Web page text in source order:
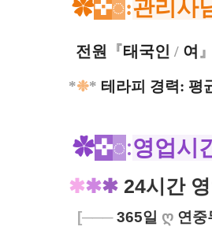
✿✜◌:관리사
전원 『태국인 / 여 』
*❉* 테라피 경력: 평
✿✜◌:영업시
✱✱✱24시간 영
[───365일 ღ연중